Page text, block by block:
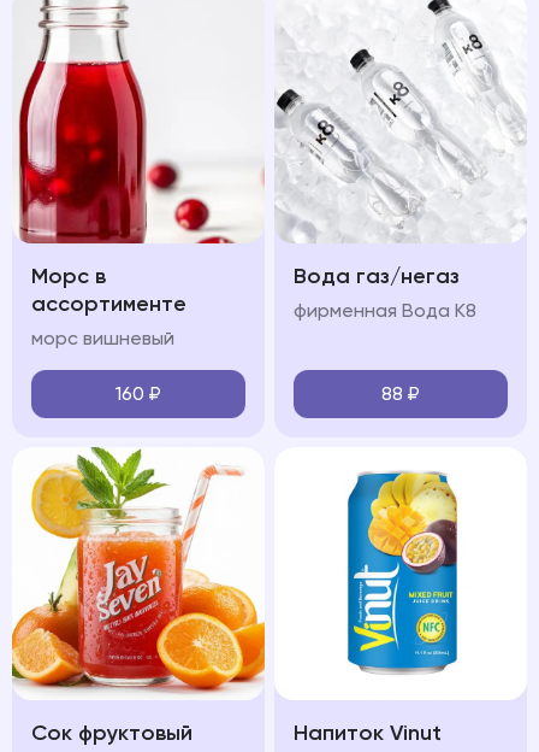
Морс в
ассортименте
морс вишневый
160 ₽
Вода газ/негаз
фирменная Вода К8
88 ₽
Сок фруктовый Напиток Vinut